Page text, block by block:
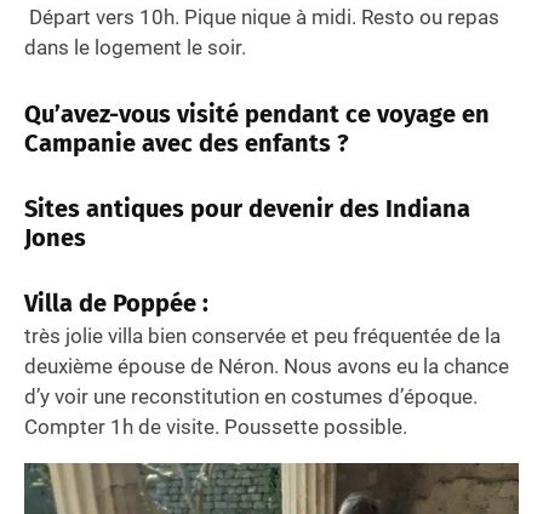
Départ vers 10h. Pique nique à midi. Resto ou repas
dans le logement le soir.
Qu’avez-vous visité pendant ce voyage en
Campanie avec des enfants ?
Sites antiques pour devenir des Indiana
Jones
Villa de Poppée :
très jolie villa bien conservée et peu fréquentée de la
deuxième épouse de Néron. Nous avons eu la chance
d’y voir une reconstitution en costumes d’époque.
Compter 1h de visite. Poussette possible.